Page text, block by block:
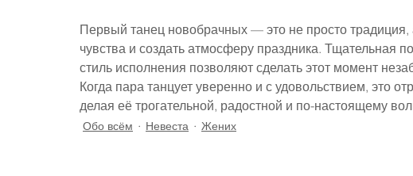
Первый танец новобрачных — это не просто традиция,
чувства и создать атмосферу праздника. Тщательная
стиль исполнения позволяют сделать этот момент
Когда пара танцует уверенно и с удовольствием, это
делая её трогательной, радостной и по-настоящему
Обо всём Невеста Жених